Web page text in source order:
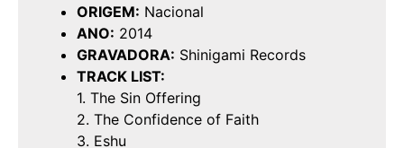
ORIGEM: Nacional
ANO: 2014
GRAVADORA: Shinigami Records
TRACK LIST:
1. The Sin Offering
2. The Confidence of Faith
3. Eshu